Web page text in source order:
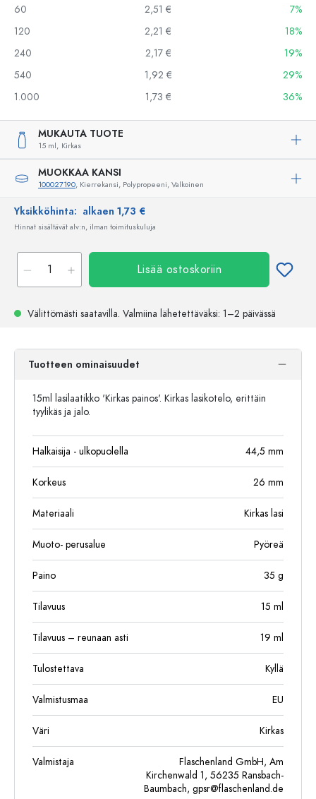
60
2,51 €
7%
120
2,21 €
18%
240
2,17 €
19%
540
1,92 €
29%
1.000
1,73 € 36%
MUKAUTA TUOTE
15 ml, Kirkas
MUOKKAA KANSI
100027190, Kierrekansi, Polypropeeni, Valkoinen
Yksikköhinta: alkaen 1,73 €
Hinnat sisältävät alv:n, ilman toimituskuluja
Lisää ostoskoriin
Välittömästi saatavilla. Valmiina lähetettäväksi: 1–2 päivässä
Tuotteen ominaisuudet
15ml lasilaatikko 'Kirkas painos'. Kirkas lasikotelo, erittäin
tyylikäs ja jalo.
Halkaisija - ulkopuolella 44,5 mm
Korkeus 26 mm
Materiaali Kirkas lasi
Muoto- perusalue Pyöreä
Paino 35 g
Tilavuus 15 ml
Tilavuus – reunaan asti 19 ml
Tulostettava Kyllä
Valmistusmaa EU
Väri Kirkas
Valmistaja
Flaschenland GmbH, Am
Kirchenwald 1, 56235 Ransbach-
Baumbach, gpsr@flaschenland.de